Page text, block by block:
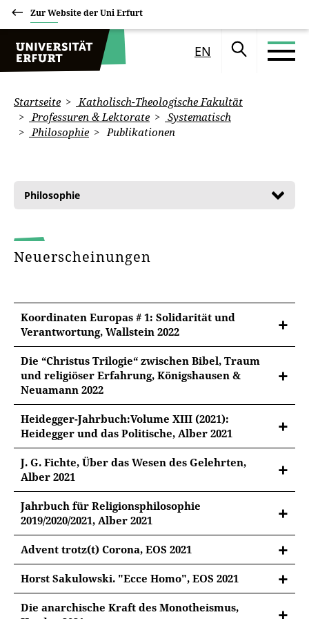
Zur Website der Uni Erfurt
EN
Startseite
Katholisch-Theologische Fakultät
Professuren & Lektorate
Systematisch
Philosophie
Publikationen
Philosophie
Neuerscheinungen
Koordinaten Europas # 1: Solidarität und
Verantwortung, Wallstein 2022
Die “Christus Trilogie“ zwischen Bibel, Traum
und religiöser Erfahrung, Königshausen &
Neuamann 2022
Heidegger-Jahrbuch:Volume XIII (2021):
Heidegger und das Politische, Alber 2021
J. G. Fichte, Über das Wesen des Gelehrten,
Alber 2021
Jahrbuch für Religionsphilosophie
2019/2020/2021, Alber 2021
Advent trotz(t) Corona, EOS 2021
Horst Sakulowski. "Ecce Homo", EOS 2021
Die anarchische Kraft des Monotheismus,